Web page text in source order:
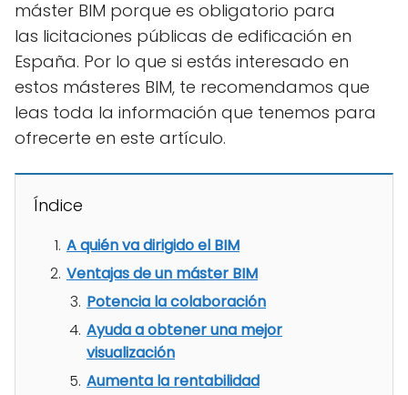
máster BIM porque es obligatorio para
las licitaciones públicas de edificación en
España. Por lo que si estás interesado en
estos másteres BIM, te recomendamos que
leas toda la información que tenemos para
ofrecerte en este artículo.
Índice
A quién va dirigido el BIM
Ventajas de un máster BIM
Potencia la colaboración
Ayuda a obtener una mejor
visualización
Aumenta la rentabilidad